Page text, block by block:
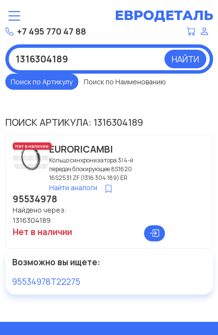
+7 495 770 47 88
НАЙТИ
Поиск по Артикулу Поиск по Наименованию
ПОИСК АРТИКУЛА: 1316304189
Нет в наличииEURORICAMBI
Кольцо синхронизатора 3/4-й
передач блокирующее 8S1620
16S2531 ZF (1316 304 189) ER
Найти аналоги
95534978
Найдено через:
1316304189
Нет в наличии
Возможно вы ищете:
95534978T22275